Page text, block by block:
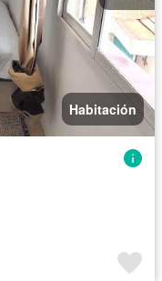
Habitación